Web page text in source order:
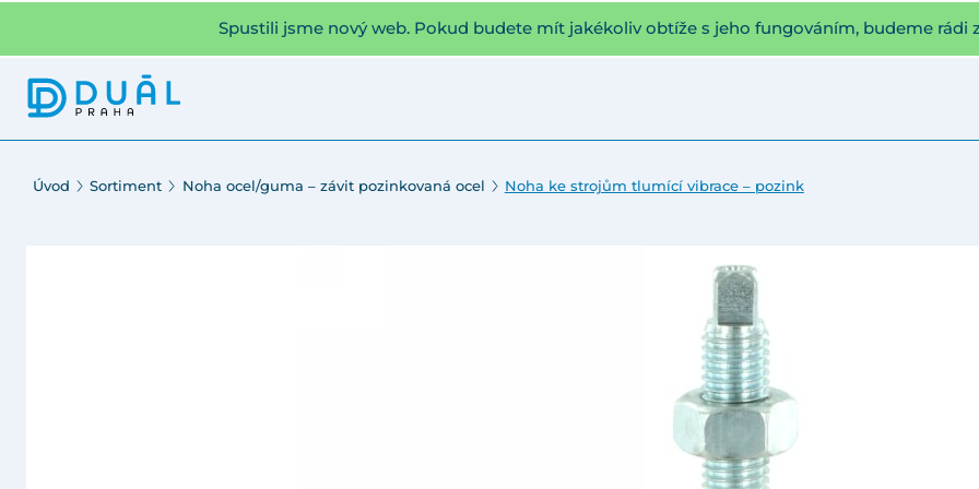
Spustili jsme nový web. Pokud budete mít jakékoliv obtíže s jeho fungováním, budeme rádi
Úvod Sortiment Noha ocel/guma – závit pozinkovaná ocel Noha ke strojům tlumící vibrace – pozink